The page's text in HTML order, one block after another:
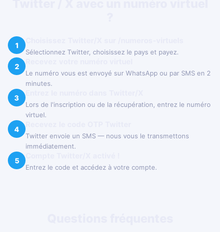
1
Sélectionnez Twitter, choisissez le pays et payez.
2
Le numéro vous est envoyé sur WhatsApp ou par SMS en 2
minutes.
3
Lors de l'inscription ou de la récupération, entrez le numéro
virtuel.
4
Twitter envoie un SMS — nous vous le transmettons
immédiatement.
5
Entrez le code et accédez à votre compte.